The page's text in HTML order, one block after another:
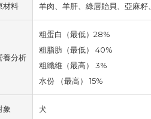
材料 羊肉、羊肝、綠唇貽貝、亞麻籽
養分析
粗蛋白（最低）28%
粗脂肪（最低） 40%
粗纖維（最高） 3%
水份 （最高） 15%
象 犬